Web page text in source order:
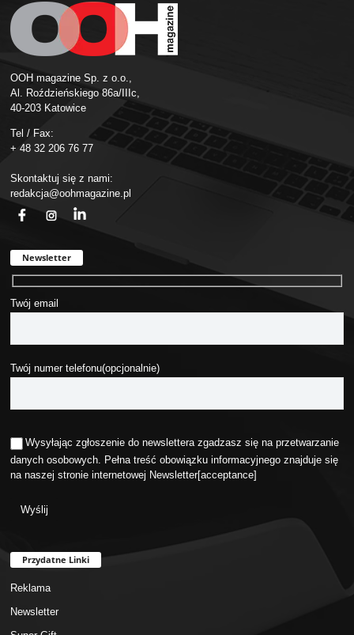
OOH magazine Sp. z o.o.,
Al. Roździeńskiego 86a/IIIc,
40-203 Katowice
Tel / Fax:
+ 48 32 206 76 77
Skontaktuj się z nami:
redakcja@oohmagazine.pl
Newsletter
Twój email
Twój numer telefonu(opcjonalnie)
Wysyłając zgłoszenie do newslettera zgadzasz się na przetwarzanie
danych osobowych. Pełna treść obowiązku informacyjnego znajduje się
na naszej stronie internetowej Newsletter[acceptance]
Przydatne Linki
Reklama
Newsletter